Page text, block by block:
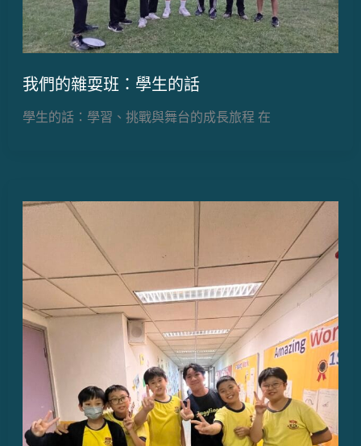
我們的雜耍班：學生的話
學生的話：學習、挑戰與舞台的成長旅程 在